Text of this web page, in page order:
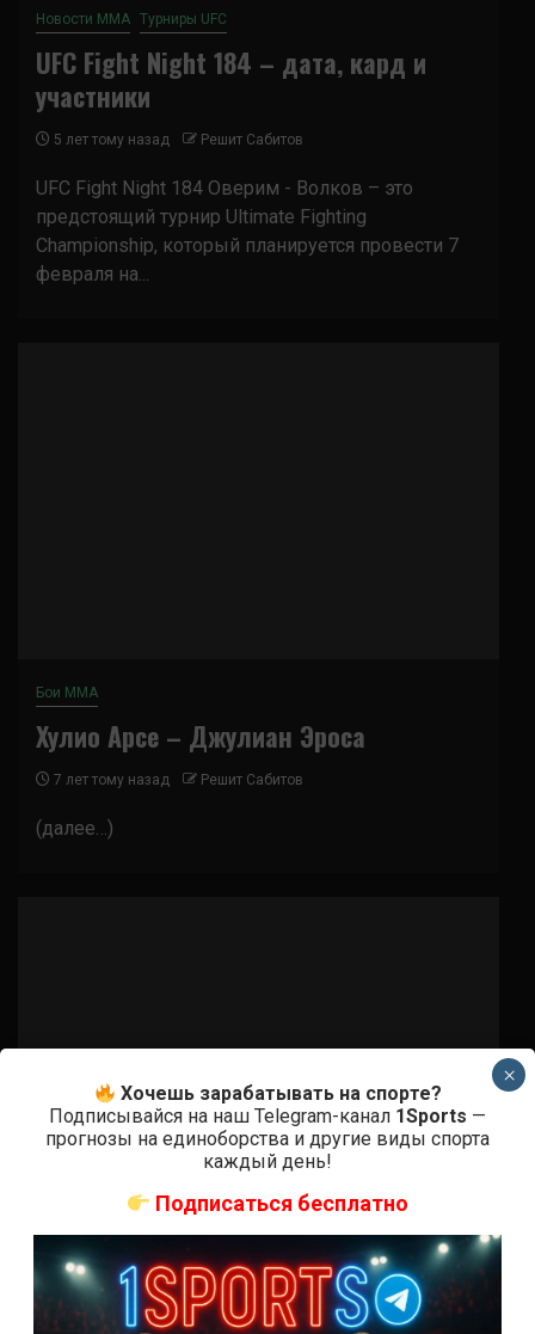
Новости ММА Турниры UFC
UFC Fight Night 184 – дата, кард и
участники
5 лет тому назад Решит Сабитов
UFC Fight Night 184 Оверим - Волков – это
предстоящий турнир Ultimate Fighting
Championship, который планируется провести 7
февраля на...
Бои ММА
Хулио Арсе – Джулиан Эроса
7 лет тому назад Решит Сабитов
(далее…)
Бои ММА
Шеймон да Сильва Мораес – Хулио
Арсе
Хочешь зарабатывать на спорте?
Подписывайся на наш Telegram-канал 1Sports —
прогнозы на единоборства и другие виды спорта
каждый день!
Подписаться бесплатно
×